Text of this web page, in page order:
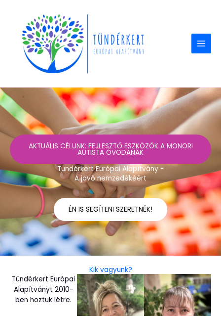
content
AKTUÁLIS CÉLUNK: FEJLESZTŐ ESZKÖZÖK A MONORI
AUTISTA ÓVODÁNAK
Tündérkert Európai Alapítvány -
A jövő nemzedékéért
ÉN IS SEGÍTENI SZERETNÉK!
Kik vagyunk?
Tündérkert Európai
Alapítványt 2010-
ben hoztuk létre.